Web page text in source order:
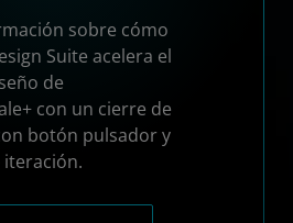
sobre cómo
Suite acelera el
de
con un cierre de
botón pulsador y
iteración.